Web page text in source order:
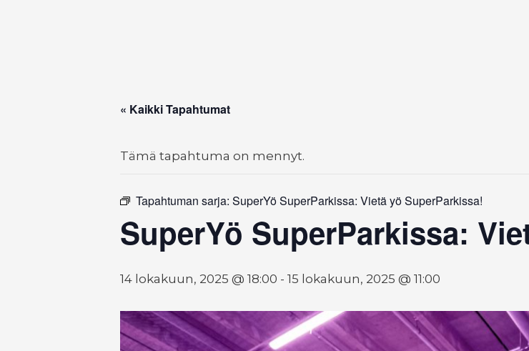
« Kaikki Tapahtumat
Tämä tapahtuma on mennyt.
Tapahtuman sarja: SuperYö SuperParkissa: Vietä yö SuperParkissa!
SuperYö SuperParkissa:
14 lokakuun, 2025 @ 18:00 - 15 lokakuun, 2025 @ 11:00